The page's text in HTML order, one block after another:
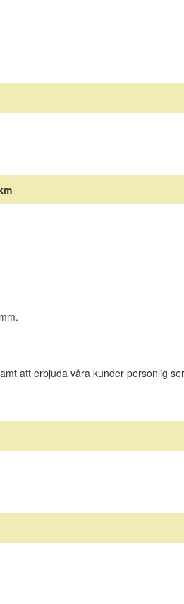
att erbjuda våra kunder personlig